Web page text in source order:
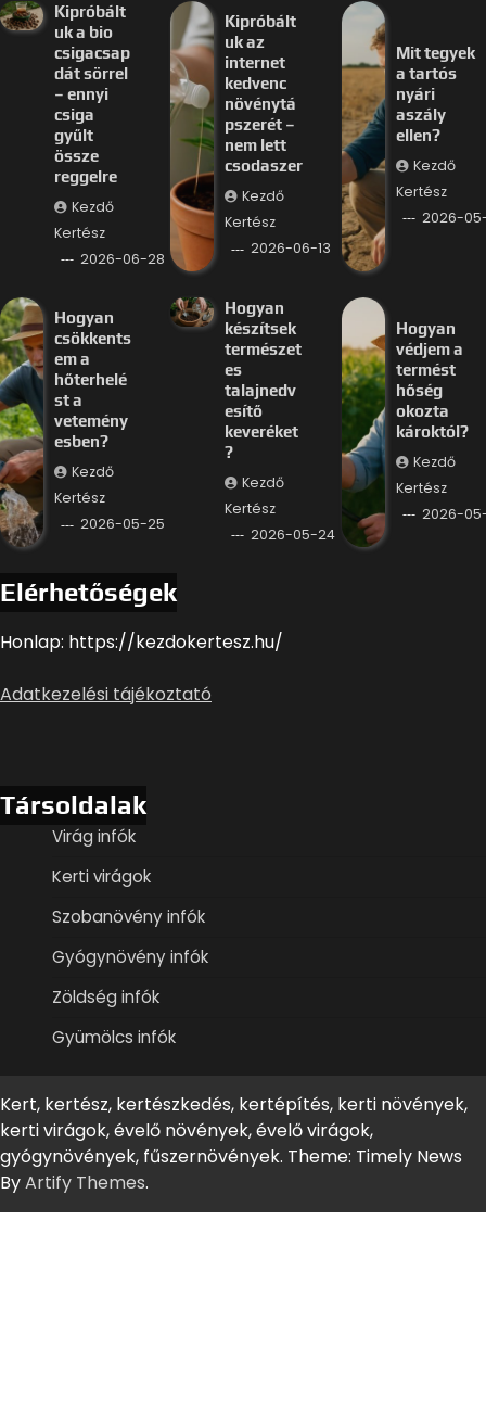
Kipróbált
uk a bio
csigacsap
dát sörrel
– ennyi
csiga
gyűlt
össze
reggelre
Kezdő
Kertész
2026-06-28
Kipróbált
uk az
internet
kedvenc
növénytá
pszerét –
nem lett
csodaszer
Kezdő
Kertész
2026-06-13
Mit tegyek
a tartós
nyári
aszály
ellen?
Kezdő
Kertész
2026-
Hogyan
csökkents
em a
hőterhelé
st a
vetemény
esben?
Kezdő
Kertész
2026-05-25
Hogyan
készítsek
természet
es
talajnedv
esítő
keveréket
?
Kezdő
Kertész
2026-05-24
Hogyan
védjem a
termést
hőség
okozta
károktól?
Kezdő
Kertész
2026-
Elérhetőségek
Honlap: https://kezdokertesz.hu/
Adatkezelési tájékoztató
Társoldalak
Virág infók
Kerti virágok
Szobanövény infók
Gyógynövény infók
Zöldség infók
Gyümölcs infók
Kert, kertész, kertészkedés, kertépítés, kerti növények,
kerti virágok, évelő növények, évelő virágok,
gyógynövények, fűszernövények. Theme: Timely News
ByArtify Themes.